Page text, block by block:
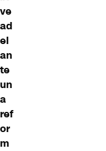
ve
ad
el
an
te
un
a
ref
or
m